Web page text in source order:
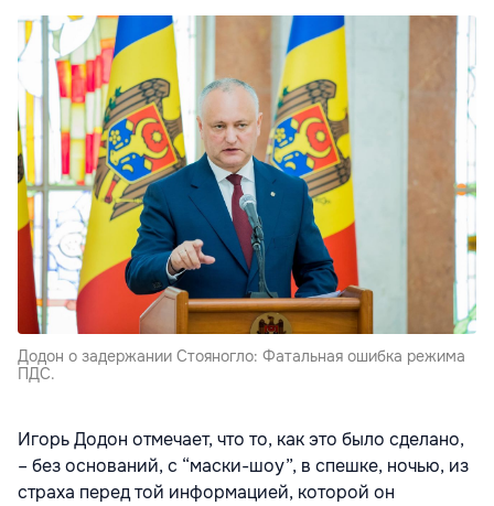
Додон о задержании Стояногло: Фатальная ошибка режима
ПДС.
Игорь Додон отмечает, что то, как это было сделано,
– без оснований, с “маски-шоу”, в спешке, ночью, из
страха перед той информацией, которой он